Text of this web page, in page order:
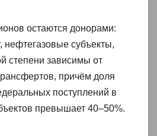
остаются донорами:
нефтегазовые субъекты,
степени зависимы от
причём доля
поступлений в
превышает 40–50%.